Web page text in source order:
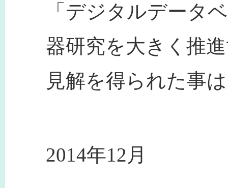
「デジタルデータ
器研究を大きく推
見解を得られた事
2014年12月